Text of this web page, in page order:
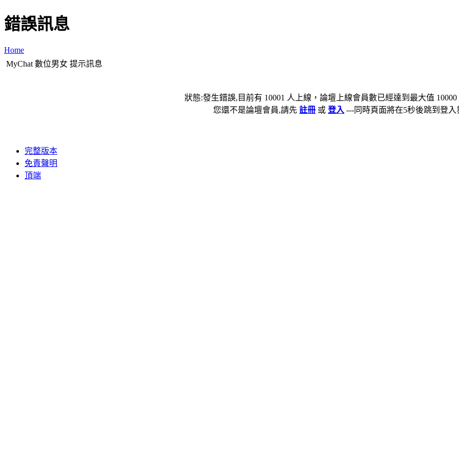
錯誤訊息
Home
MyChat 數位男女 提示訊息
狀態:發生錯誤,目前有 10001 人上線，論壇上線會員數已經達到最大值
您還不是論壇會員,請先 註冊 或 登入 ---同時頁面將在5秒後跳到登入
完整版本
免責聲明
頂端